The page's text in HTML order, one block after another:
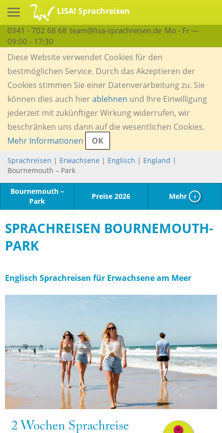
LISA! Sprachreisen
0341 - 702 68 68 team@lisa-sprachreisen.de Mo - Fr —
09:00 - 17:30
Diese Website verwendet Cookies für den
bestmöglichen Service. Durch das Akzeptieren der
Cookies stimmen Sie einer Datenverarbeitung zu. Sie
können dies auch hierablehnen und Ihre Einwilligung
jederzeit mit zukünftiger Wirkung widerrufen, wir
beschränken uns dann auf die wesentlichen Cookies.
Mehr Informationen
OK
Sprachreisen | Erwachsene | Englisch | England |
Bournemouth – Park
Bournemouth –
Park
Preise 2026 Mehr ›
SPRACHREISEN BOURNEMOUTH-
PARK
Englisch Sprachreisen für Erwachsene am Meer